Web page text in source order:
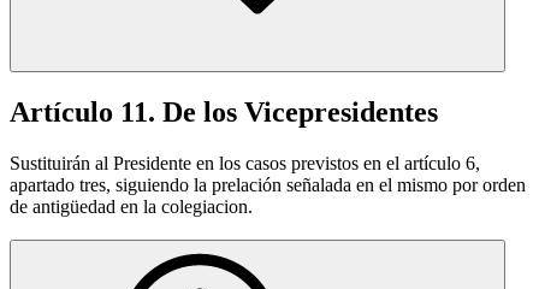
Artículo 11. De los Vicepresidentes
Sustituirán al Presidente en los casos previstos en el artículo 6,
apartado tres, siguiendo la prelación señalada en el mismo por orden
de antigüedad en la colegiacion.